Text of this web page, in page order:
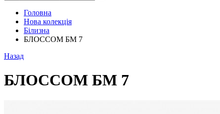
Головна
Нова колекція
Білизна
БЛОССОМ БМ 7
Назад
БЛОССОМ БМ 7